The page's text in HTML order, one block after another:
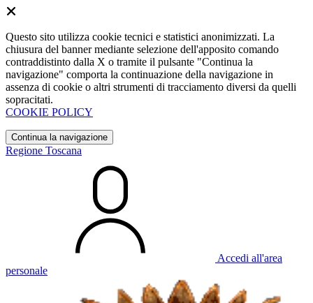
Questo sito utilizza cookie tecnici e statistici anonimizzati. La
chiusura del banner mediante selezione dell'apposito comando
contraddistinto dalla X o tramite il pulsante "Continua la
navigazione" comporta la continuazione della navigazione in
assenza di cookie o altri strumenti di tracciamento diversi da quelli
sopracitati.
COOKIE POLICY
Continua la navigazione
Regione Toscana
Accedi all'area
personale